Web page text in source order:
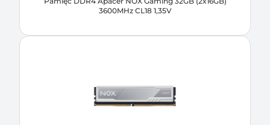
3600MHz CL18 1,35V